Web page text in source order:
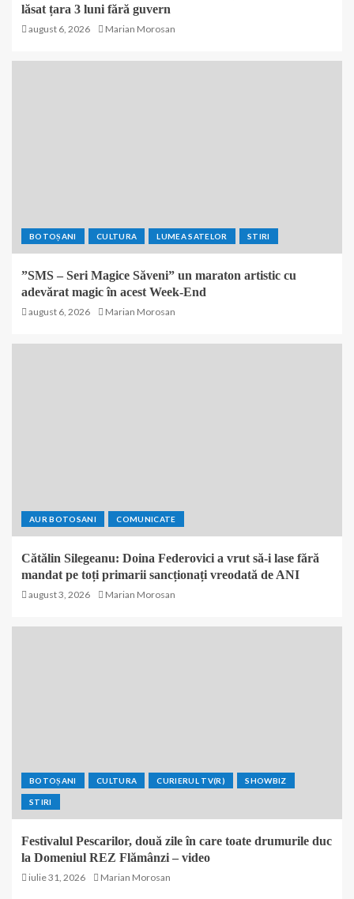
lăsat țara 3 luni fără guvern
august 6, 2026 Marian Morosan
BOTOȘANI CULTURA LUMEA SATELOR STIRI
”SMS – Seri Magice Săveni” un maraton artistic cu
adevărat magic în acest Week-End
august 6, 2026 Marian Morosan
AUR BOTOSANI COMUNICATE
Cătălin Silegeanu: Doina Federovici a vrut să-i lase fără
mandat pe toți primarii sancționați vreodată de ANI
august 3, 2026 Marian Morosan
BOTOȘANI CULTURA CURIERUL TV(R) SHOWBIZ
STIRI
Festivalul Pescarilor, două zile în care toate drumurile duc
la Domeniul REZ Flămânzi – video
iulie 31, 2026 Marian Morosan